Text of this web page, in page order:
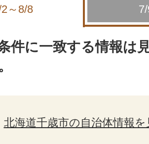
～8/8
件に一致する情報は
北海道千歳市の自治体情報を